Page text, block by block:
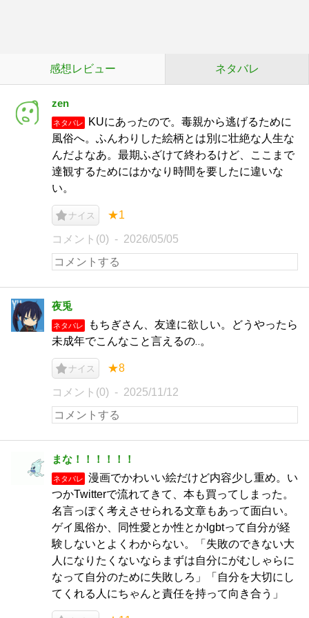
感想レビュー ネタバレ
zen
ネタバレ
KUにあったので。毒親から逃げるために
風俗へ。ふんわりした絵柄とは別に壮絶な人生な
んだよなあ。最期ふざけて終わるけど、ここまで
達観するためにはかなり時間を要したに違いな
い。
ナイス ★1
コメント(0) 2026/05/05
夜兎
ネタバレ
もちぎさん、友達に欲しい。どうやったら
未成年でこんなこと言えるの‥。
ナイス ★8
コメント(0) 2025/11/12
まな！！！！！！
ネタバレ
漫画でかわいい絵だけど内容少し重め。い
つかTwitterで流れてきて、本も買ってしまった。
名言っぽく考えさせられる文章もあって面白い。
ゲイ風俗か、同性愛とか性とかlgbtって自分が経
験しないとよくわからない。「失敗のできない大
人になりたくないならまずは自分にがむしゃらに
なって自分のために失敗しろ」「自分を大切にし
てくれる人にちゃんと責任を持って向き合う」